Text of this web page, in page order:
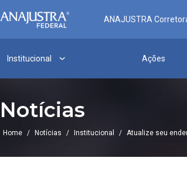
ANAJUSTRA
Institucional Ações
Notícias
Home / Notícias / Institucional / Atualize seu